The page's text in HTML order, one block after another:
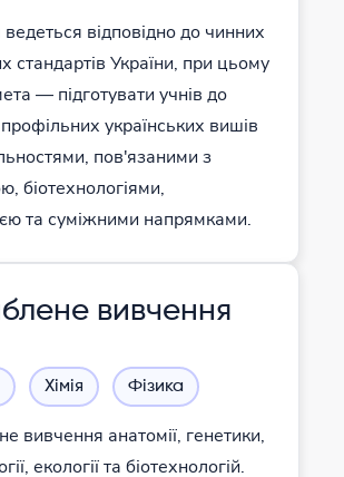
відповідно до чинних
стандартів України, при цьому
— підготувати учнів до
українських вишів
пов'язаними з
біотехнологіями,
та суміжними напрямками.
вивчення
Хімія Фізика
вивчення анатомії, генетики,
екології та біотехнологій.